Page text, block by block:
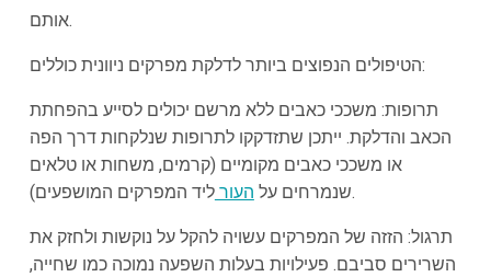
אותם.
הטיפולים הנפוצים ביותר לדלקת מפרקים ניוונית כוללים:
תרופות: משככי כאבים ללא מרשם יכולים לסייע בהפחתת
הכאב והדלקת. ייתכן שתזדקקו לתרופות שנלקחות דרך הפה
או משככי כאבים מקומיים (קרמים, משחות או טלאים
שנמרחים על העור ליד המפרקים המושפעים).
תרגול: הזזה של המפרקים עשויה להקל על נוקשות ולחזק את
השרירים סביבם. פעילויות בעלות השפעה נמוכה כמו שחייה,